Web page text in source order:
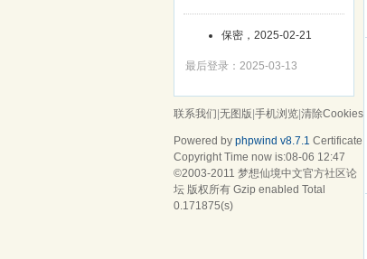
保密，2025-02-21
最后登录：2025-03-13
联系我们 无图版 手机浏览 清除Cookies
Powered by phpwind v8.7.1 Certificate
Copyright Time now is:08-06 12:47
©2003-2011 梦想仙境中文官方社区论
坛 版权所有 Gzip enabled Total
0.171875(s)